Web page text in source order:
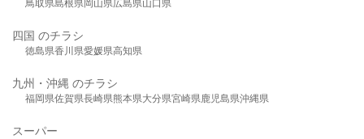
鳥取県島根県岡山県広島県山口県
四国 のチラシ
徳島県香川県愛媛県高知県
九州・沖縄 のチラシ
福岡県佐賀県長崎県熊本県大分県宮崎県鹿児島県沖縄県
スーパー